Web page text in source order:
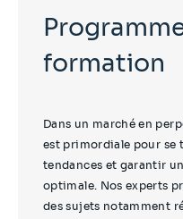
Programmes de
formation
Dans un marché en
est primordiale pour se
tendances et garantir
optimale. Nos experts
des sujets notamment